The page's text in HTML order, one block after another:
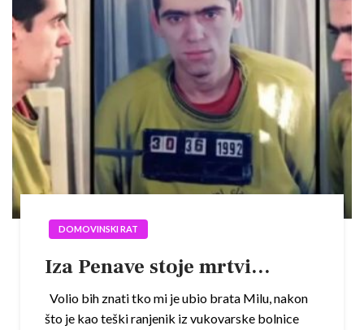
DOMOVINSKI RAT
Iza Penave stoje mrtvi…
Volio bih znati tko mi je ubio brata Milu, nakon
što je kao teški ranjenik iz vukovarske bolnice